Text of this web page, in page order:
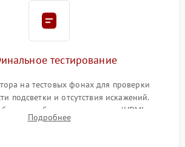
тестирование
на тестовых фонах для проверки
подсветки и отсутствия искажений.
всех портов (HDMI,
и кнопок управления под нагрузкой в
Подробнее